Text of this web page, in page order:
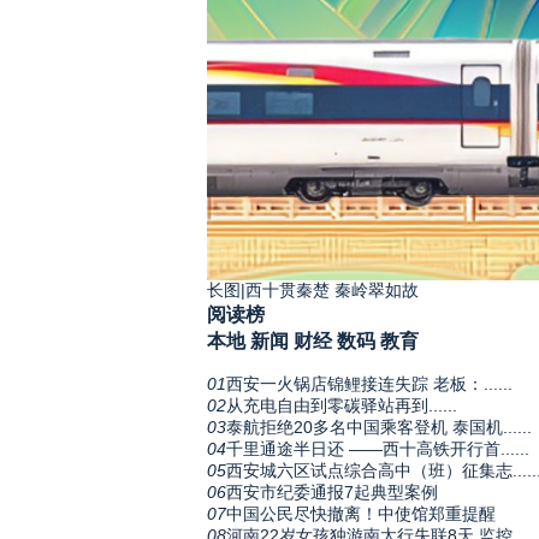
长图|西十贯秦楚 秦岭翠如故
阅读榜
本地 新闻 财经 数码 教育
01西安一火锅店锦鲤接连失踪 老板：......
02从充电自由到零碳驿站再到......
03泰航拒绝20多名中国乘客登机 泰国机......
04千里通途半日还 ——西十高铁开行首......
05西安城六区试点综合高中（班）征集志
06西安市纪委通报7起典型案例
07中国公民尽快撤离！中使馆郑重提醒